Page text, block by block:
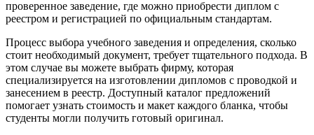
проверенное заведение, где можно приобрести диплом с
реестром и регистрацией по официальным стандартам.
Процесс выбора учебного заведения и определения, сколько
стоит необходимый документ, требует тщательного подхода. В
этом случае вы можете выбрать фирму, которая
специализируется на изготовлении дипломов с проводкой и
занесением в реестр. Доступный каталог предложений
помогает узнать стоимость и макет каждого бланка, чтобы
студенты могли получить готовый оригинал.